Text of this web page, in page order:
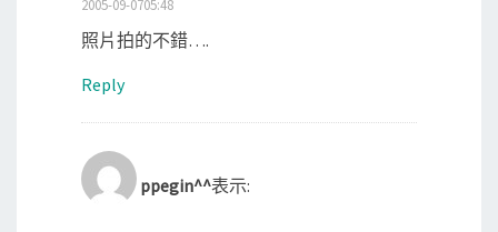
2005-09-0705:48
照片拍的不錯….
Reply
ppegin^^表示: